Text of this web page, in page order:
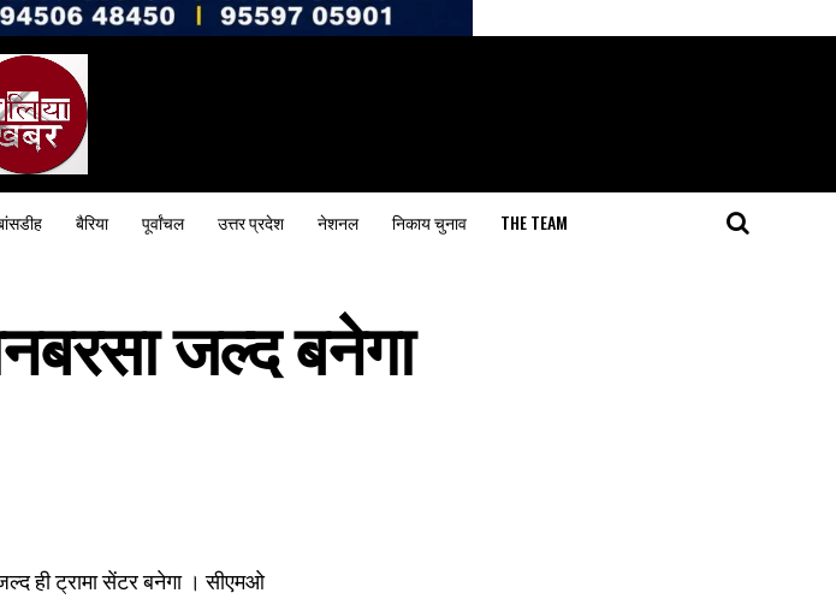
बैरिया पूर्वांचल उत्तर प्रदेश नेशनल निकाय चुनाव THE TEAM
जल्द बनेगा
ही ट्रामा सेंटर बनेगा । सीएमओ